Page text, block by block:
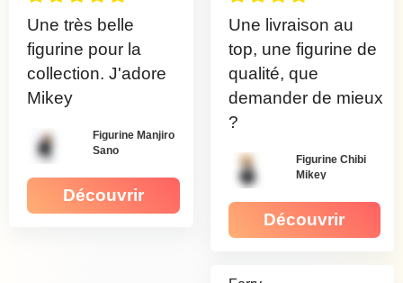
Une très belle
figurine pour la
collection. J'adore
Mikey
Figurine Manjiro
Sano
Découvrir
Une livraison au
top, une figurine de
qualité, que
demander de mieux
?
Figurine Chibi
Mikey
Découvrir